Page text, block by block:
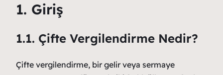
1. Giriş
1.1. Çifte Vergilendirme Nedir?
Çifte vergilendirme, bir gelir veya sermaye